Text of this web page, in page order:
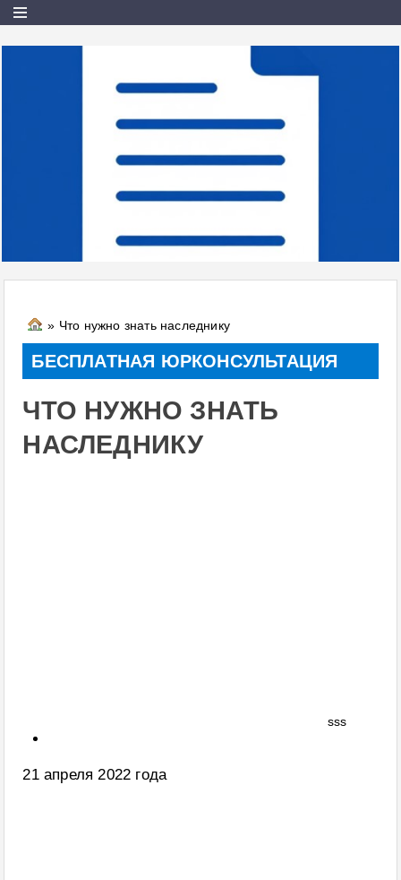
» Что нужно знать наследнику
БЕСПЛАТНАЯ ЮРКОНСУЛЬТАЦИЯ
ЧТО НУЖНО ЗНАТЬ
НАСЛЕДНИКУ
sss
21 апреля 2022 года